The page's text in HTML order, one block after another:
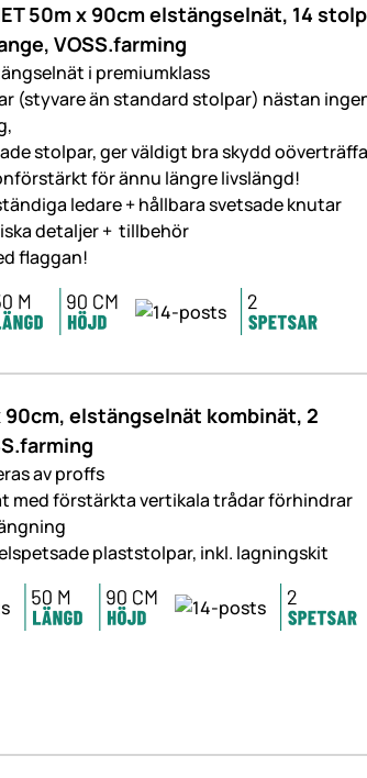
50m x 90cm elstängselnät, 14
VOSS.farming
i premiumklass
(styvare än standard stolpar) nästan
stolpar, ger väldigt bra skydd
för ännu längre livslängd!
ledare + hållbara svetsade knutar
detaljer + tillbehör
flaggan!
90cm, elstängselnät kombinät, 2
av proffs
med förstärkta vertikala trådar förhindrar
plaststolpar, inkl. lagningskit